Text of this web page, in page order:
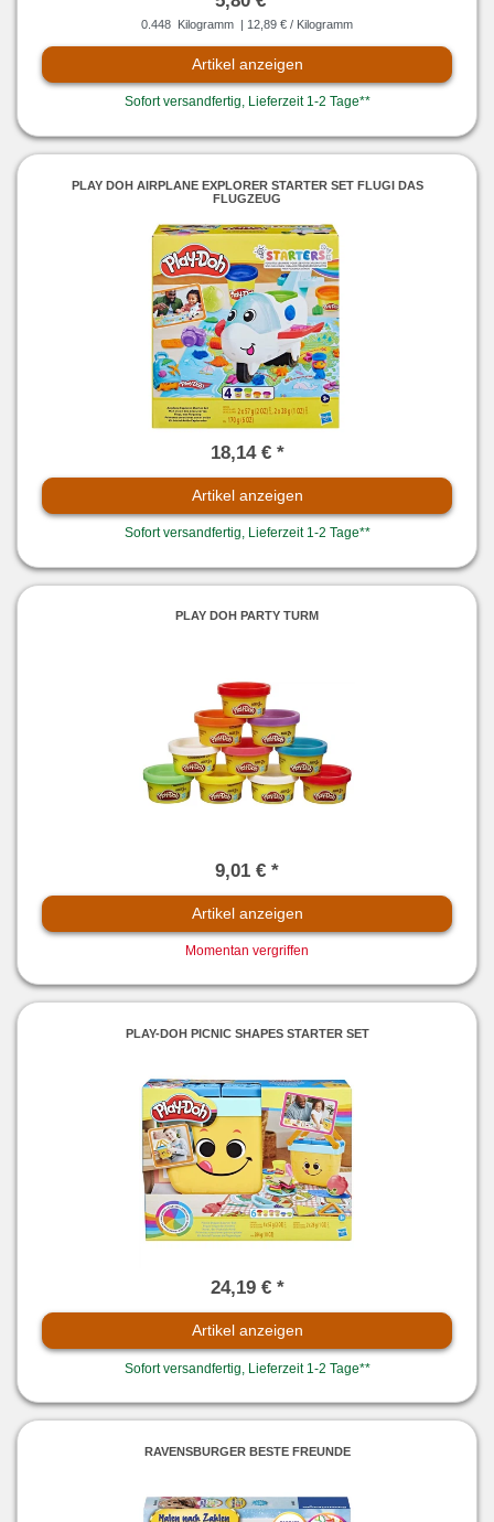
0.448 Kilogramm | 12,89 € / Kilogramm
Artikel anzeigen
Sofort versandfertig, Lieferzeit 1-2 Tage**
PLAY DOH AIRPLANE EXPLORER STARTER SET FLUGI DAS
FLUGZEUG
18,14 € *
Artikel anzeigen
Sofort versandfertig, Lieferzeit 1-2 Tage**
PLAY DOH PARTY TURM
9,01 € *
Artikel anzeigen
Momentan vergriffen
PLAY-DOH PICNIC SHAPES STARTER SET
24,19 € *
Artikel anzeigen
Sofort versandfertig, Lieferzeit 1-2 Tage**
RAVENSBURGER BESTE FREUNDE